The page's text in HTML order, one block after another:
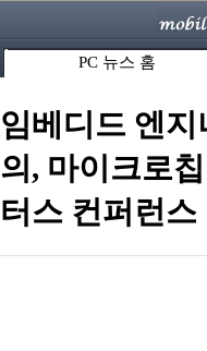
PC 뉴스 홈
임베디드 엔
의, 마이크로
터스 컨퍼런스